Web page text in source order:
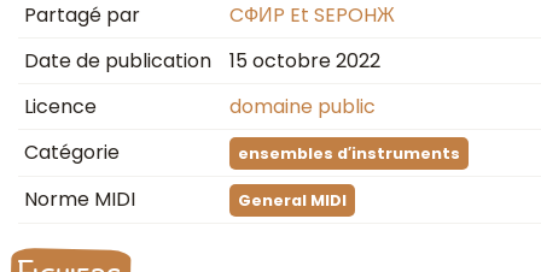
Partagé par
CФИP Et SEPOHЖ
Date de publication
15 octobre 2022
Licence
domaine public
Catégorie
ensembles d′instruments
Norme MIDI General MIDI